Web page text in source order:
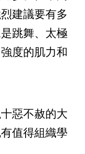
建議要有多
跳舞、太極
度的肌力和
惡不赦的大
值得組織學